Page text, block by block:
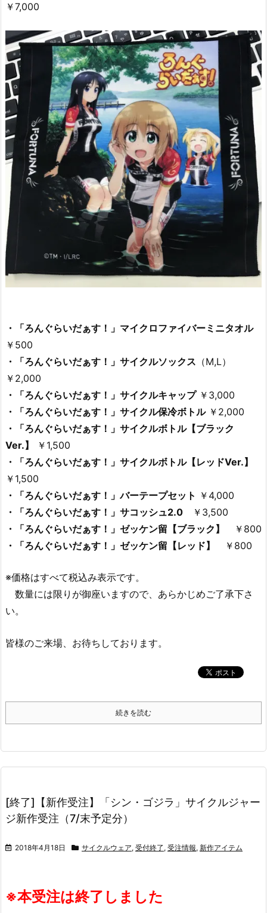
￥7,000
・「ろんぐらいだぁす！」マイクロファイバーミニタオル
￥500
・「ろんぐらいだぁす！」サイクルソックス （M,L）
￥2,000
・「ろんぐらいだぁす！」サイクルキャップ￥3,000
・「ろんぐらいだぁす！」サイクル保冷ボトル￥2,000
・「ろんぐらいだぁす！」サイクルボトル【ブラック
Ver.】
￥1,500
・「ろんぐらいだぁす！」サイクルボトル【レッドVer.】
￥1,500
・「ろんぐらいだぁす！」バーテープセット ￥4,000
・「ろんぐらいだぁす！」サコッシュ2.0 ￥3,500
・「ろんぐらいだぁす！」ゼッケン留【ブラック】
￥800
・「ろんぐらいだぁす！」ゼッケン留【レッド】
￥800
※価格はすべて税込み表示です。
数量には限りが御座いますので、あらかじめご了承下さ
い。
皆様のご来場、お待ちしております。
続きを読む
[終了]【新作受注】「シン・ゴジラ」サイクルジャー
ジ新作受注（7/末予定分）
2018年4月18日 サイクルウェア, 受付終了 , 受注情報, 新作アイテム
※本受注は終了しました